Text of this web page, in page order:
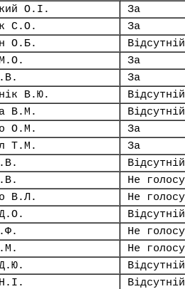
О.І.
За
С.О.
За
О.Б.
Відсутній
За
За
В.Ю.
Відсутній
В.М.
Відсутній
О.М.
За
Т.М.
За
Відсутній
Не
В.Л.
Не
Відсутній
Не
Не
Відсутній
Відсутній